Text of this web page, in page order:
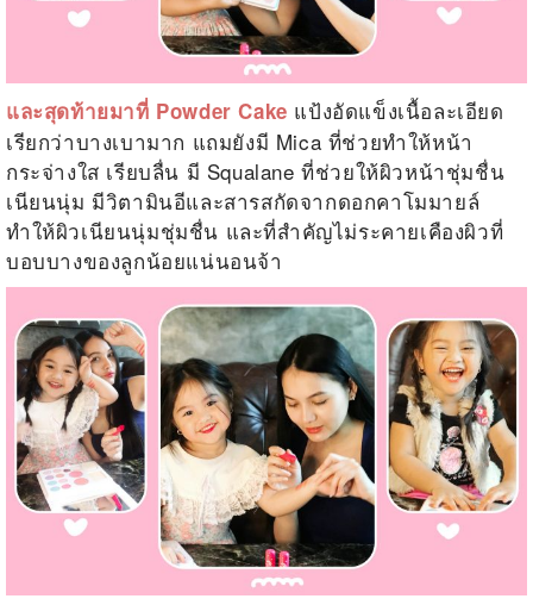
และสุดท้ายมาที่ Powder Cake แป้งอัดแข็งเนื้อละเอียด
เรียกว่าบางเบามาก แถมยังมี Mica ที่ช่วยทำให้หน้า
กระจ่างใส เรียบลื่น มี Squalane ที่ช่วยให้ผิวหน้าชุ่มชื่น
เนียนนุ่ม มีวิตามินอีและสารสกัดจากดอกคาโมมายล์
ทำให้ผิวเนียนนุ่มชุ่มชื่น และที่สำคัญไม่ระคายเคืองผิวที่
บอบบางของลูกน้อยแน่นอนจ้า